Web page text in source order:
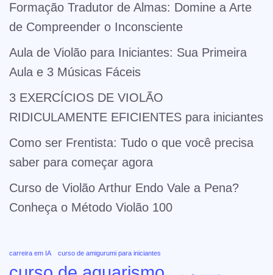
Formação Tradutor de Almas: Domine a Arte
de Compreender o Inconsciente
Aula de Violão para Iniciantes: Sua Primeira
Aula e 3 Músicas Fáceis
3 EXERCÍCIOS DE VIOLÃO
RIDICULAMENTE EFICIENTES para iniciantes
Como ser Frentista: Tudo o que você precisa
saber para começar agora
Curso de Violão Arthur Endo Vale a Pena?
Conheça o Método Violão 100
carreira em IA curso de amigurumi para iniciantes